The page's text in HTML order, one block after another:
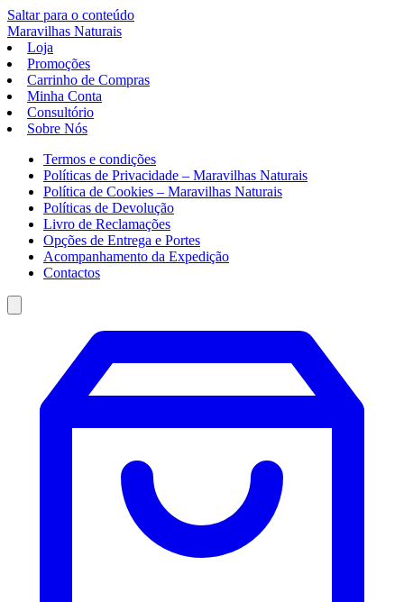
Saltar para o conteúdo
Maravilhas Naturais
Loja
Promoções
Carrinho de Compras
Minha Conta
Consultório
Sobre Nós
Termos e condições
Políticas de Privacidade – Maravilhas Naturais
Política de Cookies – Maravilhas Naturais
Políticas de Devolução
Livro de Reclamações
Opções de Entrega e Portes
Acompanhamento da Expedição
Contactos